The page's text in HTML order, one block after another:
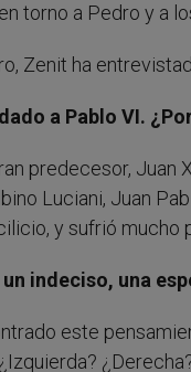
torno a Pedro y a
Zenit ha
a Pablo VI.
predecesor, Juan
Luciani, Juan
y sufrió mucho
indeciso, una
este